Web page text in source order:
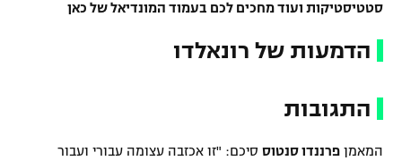
סטטיסטיקות ועוד מחכים לכם בעמוד המונדיאל של כאן
הדמעות של רונאלדו
התגובות
המאמן פרננדו סנטוס סיכם: "זו אכזבה עצומה עבורי ועבור